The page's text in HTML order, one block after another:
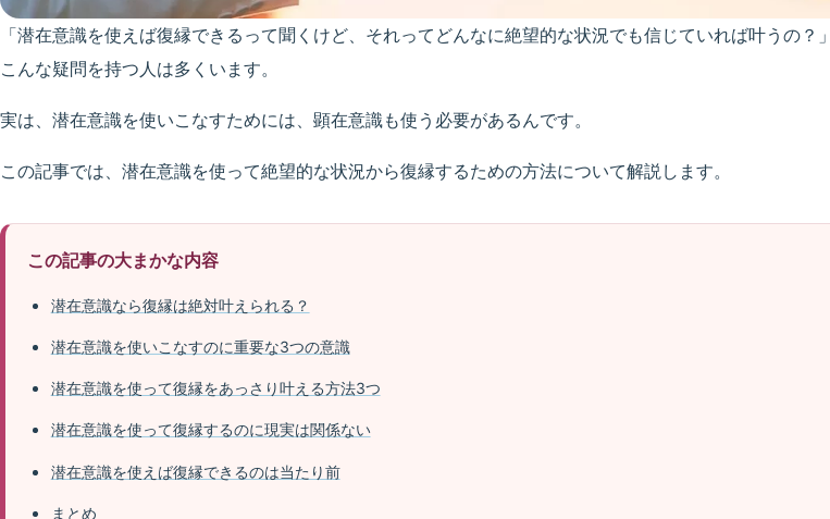
「潜在意識を使えば復縁できるって聞くけど、それってどんなに絶望的な状況でも信じていれば叶うの？」
こんな疑問を持つ人は多くいます。
実は、潜在意識を使いこなすためには、顕在意識も使う必要があるんです。
この記事では、潜在意識を使って絶望的な状況から復縁するための方法について解説します。
この記事の大まかな内容
潜在意識なら復縁は絶対叶えられる？
潜在意識を使いこなすのに重要な3つの意識
潜在意識を使って復縁をあっさり叶える方法3つ
潜在意識を使って復縁するのに現実は関係ない
潜在意識を使えば復縁できるのは当たり前
まとめ